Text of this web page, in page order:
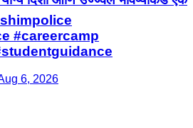
#careercamp
6, 2026